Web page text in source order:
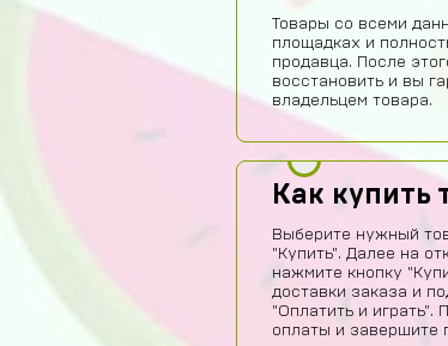
Товары со всеми
площадках и
продавца. После
восстановить и вы
владельцем товара.
Как купить
Выберите нужный
"Купить". Далее на
нажмите кнопку
доставки заказа и
"Оплатить и играть".
оплаты и завершите